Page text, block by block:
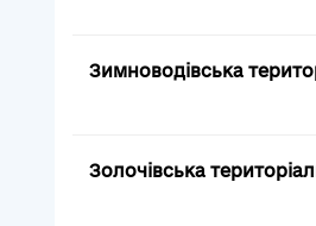
Зимноводівська
Золочівська